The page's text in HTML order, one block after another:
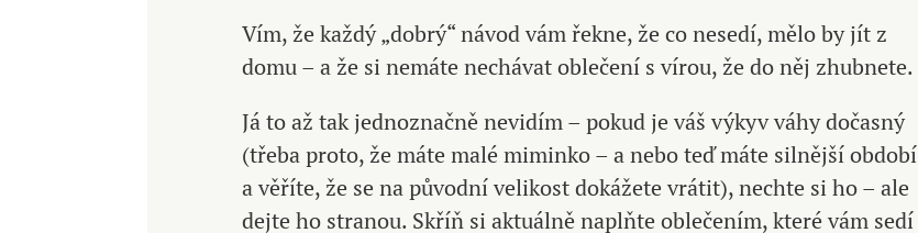
Vím, že každý „dobrý“ návod vám řekne, že co nesedí, mělo by jít z
domu – a že si nemáte nechávat oblečení s vírou, že do něj zhubnete.
Já to až tak jednoznačně nevidím – pokud je váš výkyv váhy dočasný
(třeba proto, že máte malé miminko – a nebo teď máte silnější období
a věříte, že se na původní velikost dokážete vrátit), nechte si ho – ale
dejte ho stranou. Skříň si aktuálně naplňte oblečením, které vám sedí